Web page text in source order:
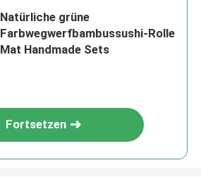
Natürliche grüne
Farbwegwerfbambussushi-Rolle
Mat Handmade Sets
Fortsetzen